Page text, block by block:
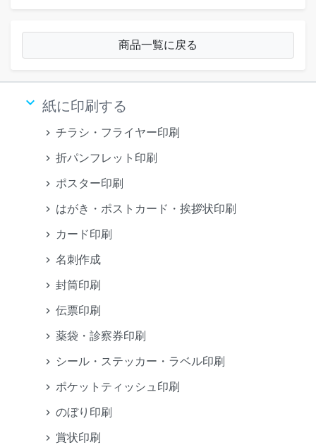
商品一覧に戻る
keyboard_arrow_down 紙に印刷する
チラシ・フライヤー印刷
折パンフレット印刷
ポスター印刷
はがき・ポストカード・挨拶状印刷
カード印刷
名刺作成
封筒印刷
伝票印刷
薬袋・診察券印刷
シール・ステッカー・ラベル印刷
ポケットティッシュ印刷
のぼり印刷
賞状印刷